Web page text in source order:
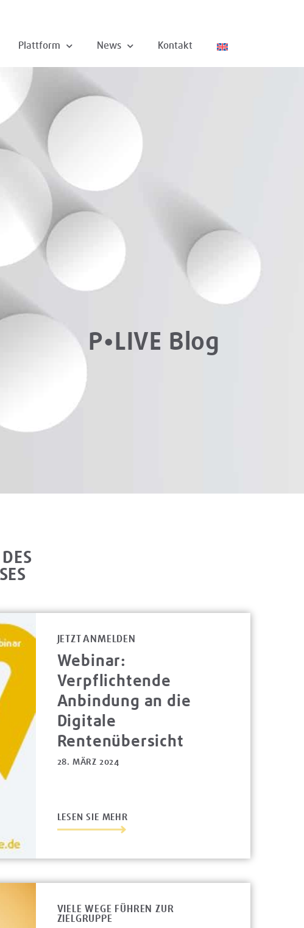
Plattform News Kontakt
P•LIVE Blog
JETZT ANMELDEN
Webinar:
Verpflichtende
Anbindung an die
Digitale
Rentenübersicht
28. MÄRZ 2024
LESEN SIE MEHR
VIELE WEGE FÜHREN ZUR
ZIELGRUPPE